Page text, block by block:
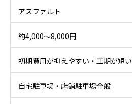
アスファルト
約4,000〜8,000円
初期費用が抑えやすい・工期が短い
自宅駐車場・店舗駐車場全般